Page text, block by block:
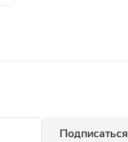
Подписаться